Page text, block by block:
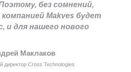
без сомнений,
Makves будет
и для нашего нового
Маклаков
директор Cross Technologies